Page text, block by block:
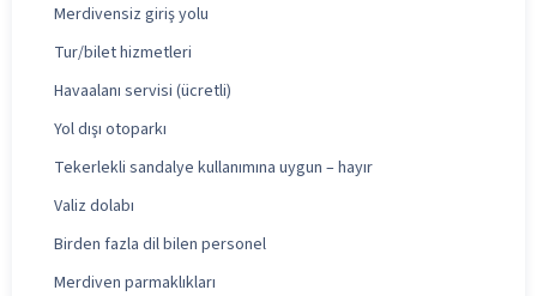
Merdivensiz giriş yolu
Tur/bilet hizmetleri
Havaalanı servisi (ücretli)
Yol dışı otoparkı
Tekerlekli sandalye kullanımına uygun – hayır
Valiz dolabı
Birden fazla dil bilen personel
Merdiven parmaklıkları